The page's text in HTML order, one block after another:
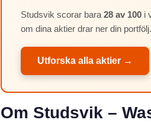
Studsvik scorar bara 28 av 100 i
om dina aktier drar ner din
Utforska alla aktier →
Om Studsvik –